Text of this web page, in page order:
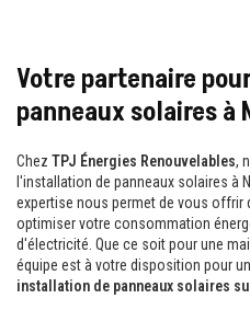
Votre partenaire
panneaux solaires à
Chez TPJ Énergies Renouvelables,
l'installation de panneaux solaires à
expertise nous permet de vous
optimiser votre consommation
d'électricité. Que ce soit pour une
équipe est à votre disposition pour un
installation de panneaux solaires